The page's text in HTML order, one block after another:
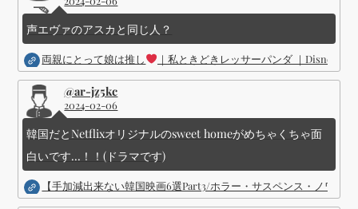
声エヴァのアスカと同じ人？
両親にとって娘は推し ｜私ときどきレッサーパンダ ｜Disney (
@ar-jz5kc
2024-02-06
韓国だとNetflixオリジナルのsweet homeがめちゃくちゃ面
白いです...！！(ドラマです)
【手加減出来ない韓国映画6選Part3/ホラー・サスペンス・ノワー